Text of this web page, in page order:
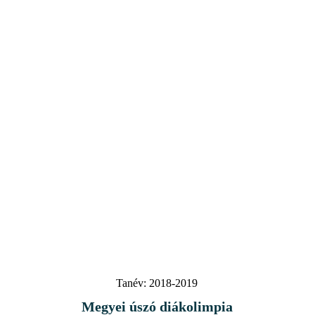
Tanév: 2018-2019
Megyei úszó diákolimpia